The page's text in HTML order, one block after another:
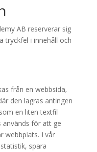
AB reserverar sig
tryckfel i innehåll och
från en webbsida,
den lagras antingen
en liten textfil
används för att ge
webbplats. I vår
spara